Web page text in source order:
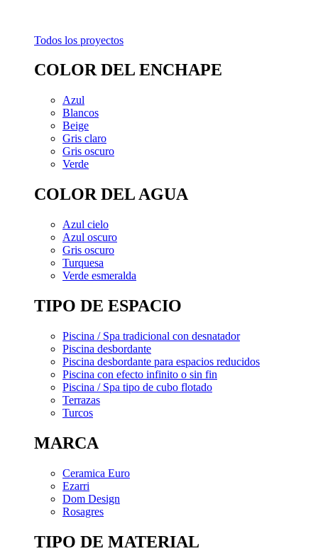
Todos los proyectos
COLOR DEL ENCHAPE
Azul
Blancos
Beige
Gris claro
Gris oscuro
Verde
COLOR DEL AGUA
Azul cielo
Azul oscuro
Gris oscuro
Turquesa
Verde esmeralda
TIPO DE ESPACIO
Piscina / Spa tradicional con desnatador
Piscina desbordante
Piscina desbordante para espacios reducidos
Piscina con efecto infinito o sin fin
Piscina / Spa tipo de cubo flotado
Terrazas
Turcos
MARCA
Ceramica Euro
Ezarri
Dom Design
Rosagres
TIPO DE MATERIAL